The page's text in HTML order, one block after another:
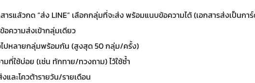
ารแล้วกด “ส่ง LINE” เลือกกลุ่มที่จะส่ง พร้อมแนบข้อความได้ (เอกสารส่งเป็นกา
ความส่งเข้ากลุ่มเดียว
ปหลายกลุ่มพร้อมกัน (สูงสุด 50 กลุ่ม/ครั้ง)
ที่ใช้บ่อย (เช่น ทักทาย/ทวงถาม) ไว้ใช้ซ้ำ
และโควต้ารายวัน/รายเดือน